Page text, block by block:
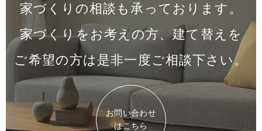
家づくりの相談も承っております。
家づくりをお考えの方、建て替えを
ご希望の方は是非一度ご相談下さい。
お問い合わせ
はこちら